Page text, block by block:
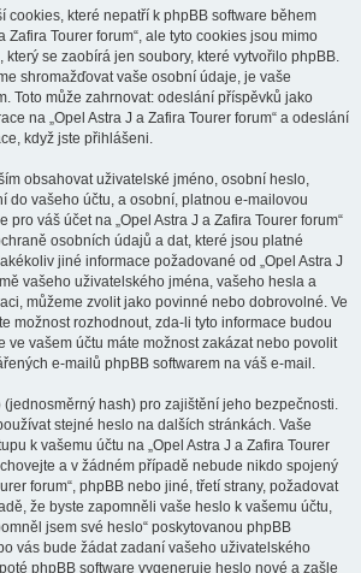
cookies, které nepatří k phpBB software během
Zafira Tourer forum“, ale tyto cookies jsou mimo
který se zaobírá jen soubory, které vytvořilo phpBB.
shromažďovat vaše osobní údaje, je vaše
Toto může zahrnovat: odeslání příspěvků jako
na „Opel Astra J a Zafira Tourer forum“ a odeslání
když jste přihlášeni.
obsahovat uživatelské jméno, osobní heslo,
do vašeho účtu, a osobní, platnou e-mailovou
pro váš účet na „Opel Astra J a Zafira Tourer forum“
osobních údajů a dat, které jsou platné
jiné informace požadované od „Opel Astra J
vašeho uživatelského jména, vašeho hesla a
můžeme zvolit jako povinné nebo dobrovolné. Ve
možnost rozhodnout, zda-li tyto informace budou
ve vašem účtu máte možnost zakázat nebo povolit
e-mailů phpBB softwarem na váš e-mail.
hash) pro zajištění jeho bezpečnosti.
stejné heslo na dalších stránkách. Vaše
k vašemu účtu na „Opel Astra J a Zafira Tourer
a v žádném případě nebude nikdo spojený
forum“, phpBB nebo jiné, třetí strany, požadovat
že byste zapomněli vaše heslo k vašemu účtu,
jsem své heslo“ poskytovanou phpBB
vás bude žádat zadaní vašeho uživatelského
phpBB software vygeneruje heslo nové a zašle